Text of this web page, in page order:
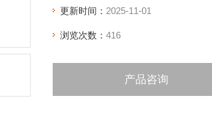
更新时间： 2025-11-01
浏览次数： 416
产品咨询